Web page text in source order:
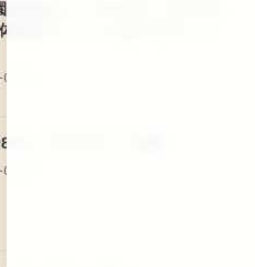
説明会♪☆ 9/12(土)、9/16(水)
験型イベントもあります！！
02
01 29 なでしこ文庫
30